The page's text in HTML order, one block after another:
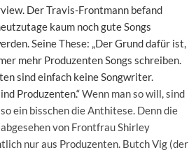
Der Travis-Frontmann befand
kaum noch gute Songs
Seine These: „Der Grund dafür ist,
mehr Produzenten Songs schreiben.
sind einfach keine Songwriter.
Produzenten.“Wenn man so will, sind
ein bisschen die Anthitese. Denn die
von Frontfrau Shirley
nur aus Produzenten. Butch Vig (der